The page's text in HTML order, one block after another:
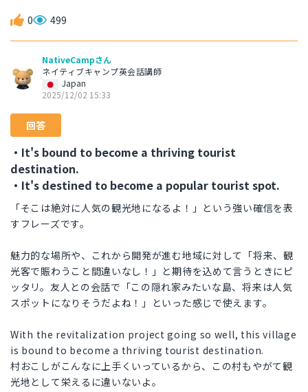
0 499
NativeCampさん
ネイティブキャンプ英会話講師
Japan
2025/12/02 15:33
回答
・It's bound to become a thriving tourist
destination.
・It's destined to become a popular tourist spot.
「そこは絶対に人気の観光地になるよ！」という強い確信を表
すフレーズです。
魅力的な場所や、これから開発が進む地域に対して「将来、観
光客で賑わうこと間違いなし！」と期待を込めて言うときにピ
ッタリ。友人との会話で「この隠れ家みたいな島、将来は人気
スポットになりそうだよね！」といった感じで使えます。
With the revitalization project going so well, this village
is bound to become a thriving tourist destination.
村おこしがこんなに上手くいっているから、この村もやがて観
光地として栄えるに違いないよ。